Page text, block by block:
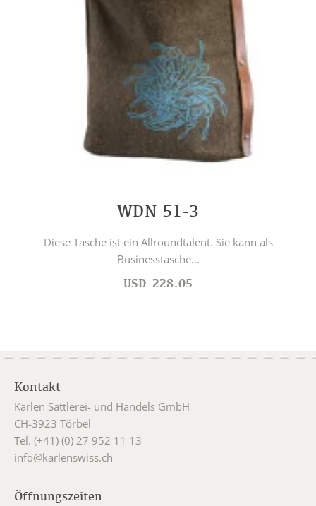
WDN 51-3
Diese Tasche ist ein Allroundtalent. Sie kann als
Businesstasche...
USD 228.05
Kontakt
Karlen Sattlerei- und Handels GmbH
CH-3923 Törbel
Tel. (+41) (0) 27 952 11 13
info@karlenswiss.ch
Öffnungszeiten